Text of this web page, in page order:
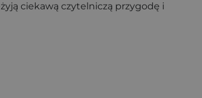
ciekawą czytelniczą przygodę i